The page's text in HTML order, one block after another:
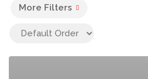
More Filters